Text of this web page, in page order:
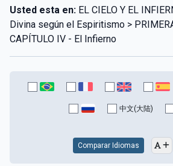
Usted esta en: EL CIELO Y EL
Divina según el Espiritismo >
CAPÍTULO IV - El Infierno
中文(大陆)
Comparar Idiomas